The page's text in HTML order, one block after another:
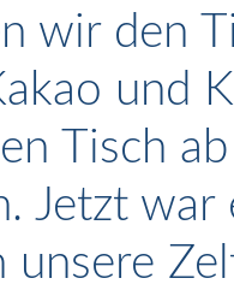
wir den
und
Tisch
Jetzt
unsere